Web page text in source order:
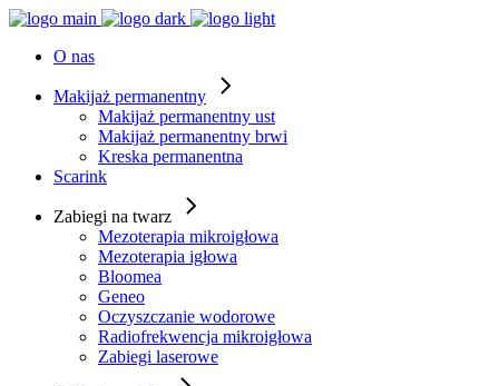
O nas
Makijaż permanentny
Makijaż permanentny ust
Makijaż permanentny brwi
Kreska permanentna
Scarink
Zabiegi na twarz
Mezoterapia mikroigłowa
Mezoterapia igłowa
Bloomea
Geneo
Oczyszczanie wodorowe
Radiofrekwencja mikroigłowa
Zabiegi laserowe